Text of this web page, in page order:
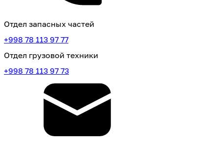
Отдел запасных частей
+998 78 113 97 77
Отдел грузовой техники
+998 78 113 97 73